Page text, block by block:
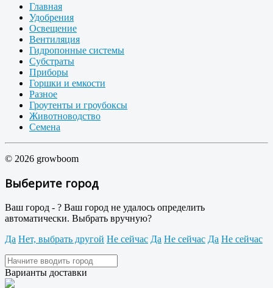
Главная
Удобрения
Освещение
Вентиляция
Гидропонные системы
Субстраты
Приборы
Горшки и емкости
Разное
Гроутенты и гроубоксы
Животноводство
Семена
© 2026 growboom
Выберите город
Ваш город - ? Ваш город не удалось определить
автоматически. Выбрать вручную?
Да Нет, выбрать другой Не сейчас Да Не сейчас Да Не сейчас
Варианты доставки